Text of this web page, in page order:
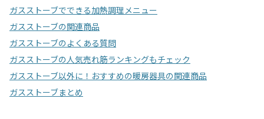
ガスストーブでできる加熱調理メニュー
ガスストーブの関連商品
ガスストーブのよくある質問
ガスストーブの人気売れ筋ランキングもチェック
ガスストーブ以外に！おすすめの暖房器具の関連商品
ガスストーブまとめ